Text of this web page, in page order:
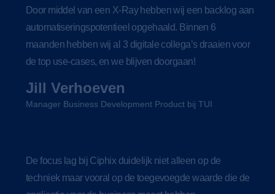
Door middel van een X-Ray hebben wij een backlog aan
automatiseringspotentieel opgehaald. Binnen 6
maanden hebben wij al 3 digitale collega’s draaien voor
de top use-cases, en we blijven doorgaan!
Jill Verhoeven
Manager Business Development Product bij TUI
De focus lag bij Ciphix duidelijk niet alleen op de
techniek maar vooral op de toegevoegde waarde die de